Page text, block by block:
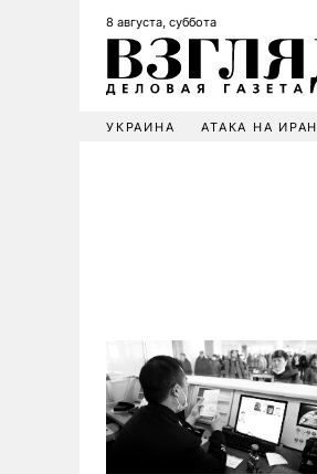
8 августа, суббота
УКРАИНА АТАКА НА ИРАН